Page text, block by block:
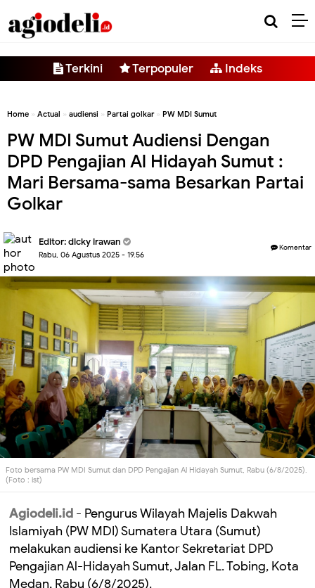
Terkini Terpopuler Indeks
Home » Actual » audiensi » Partai golkar» PW MDI Sumut
PW MDI Sumut Audiensi Dengan
DPD Pengajian Al Hidayah Sumut :
Mari Bersama-sama Besarkan Partai
Golkar
Editor:dicky irawan
Rabu, 06 Agustus 2025 - 19.56
Komentar
Foto bersama PW MDI Sumut dan DPD Pengajian Al Hidayah Sumut, Rabu (6/8/2025).
(Foto : ist)
Agiodeli.id - Pengurus Wilayah Majelis Dakwah
Islamiyah (PW MDI) Sumatera Utara (Sumut)
melakukan audiensi ke Kantor Sekretariat DPD
Pengajian Al-Hidayah Sumut, Jalan FL. Tobing, Kota
Medan, Rabu (6/8/2025).